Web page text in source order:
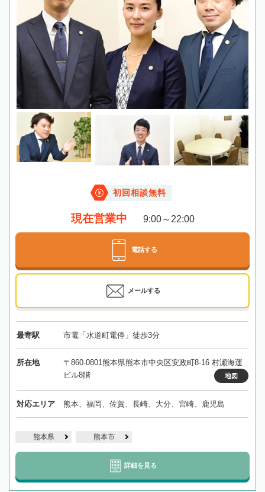
初回相談無料
現在営業中 9:00～22:00
電話する
メールする
最寄駅 市電「水道町電停」徒歩3分
所在地
〒860-0801熊本県熊本市中央区安政町8-16 村瀬海運
ビル8階
地図
対応エリア 熊本、福岡、佐賀、長崎、大分、宮崎、鹿児島
熊本県 熊本市
詳細を見る